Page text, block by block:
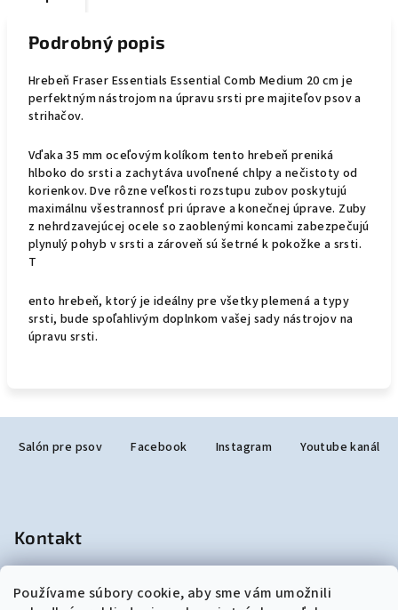
Používame súbory cookie, aby sme vám umožnili
Podrobný popis
Hrebeň Fraser Essentials Essential Comb Medium 20 cm je
perfektným nástrojom na úpravu srsti pre majiteľov psov a
strihačov.
Vďaka 35 mm oceľovým kolíkom tento hrebeň preniká
hlboko do srsti a zachytáva uvoľnené chlpy a nečistoty od
korienkov. Dve rôzne veľkosti rozstupu zubov poskytujú
maximálnu všestrannosť pri úprave a konečnej úprave. Zuby
z nehrdzavejúcej ocele so zaoblenými koncami zabezpečujú
plynulý pohyb v srsti a zároveň sú šetrné k pokožke a srsti.
T
ento hrebeň, ktorý je ideálny pre všetky plemená a typy
srsti, bude spoľahlivým doplnkom vašej sady nástrojov na
úpravu srsti.
e
Salón pre psov Facebook Instagram Youtube kanál
Kontakt
+421948190299